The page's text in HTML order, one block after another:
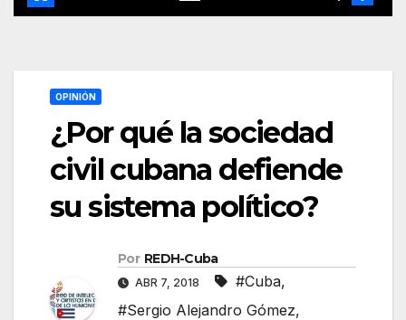
OPINIÓN
¿Por qué la sociedad
civil cubana defiende
su sistema político?
Por REDH-Cuba
ABR 7, 2018 #Cuba,
#Sergio Alejandro Gómez,